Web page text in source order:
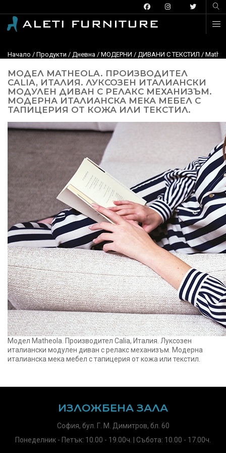
Начало / Продукти / Дневна / МОДЕРНИ / ДИВАНИ С ТЕКСТИЛ /
МОДЕЛ MATHEOLA. ПРОИЗВОДИТЕЛ
CALIA, ИТАЛИЯ. ЛУКСОЗЕН ИТАЛИАНСКИ
МОДУЛЕН ДИВАН С РЕЛАКС МЕХАНИЗЪМ.
МОДЕРНА ИТАЛИАНСКА МЕКА МЕБЕЛ С
ТАПИЦЕРИЯ ОТ КОЖА ИЛИ ТЕКСТИЛ.
Модел Matheola. Производител Calia, Италия. Луксозен
италиански модулен диван с релакс механизъм. Модерна
италианска мека мебел с тапицерия от кожа или текстил.
ИЗЛОЖБЕНА ЗАЛА
София, бул. Г. М. Димитров, бл. 60
Понеделник - Петък: 10.00 - 19.00ч. | Събота: 10.00 - 17.00ч.